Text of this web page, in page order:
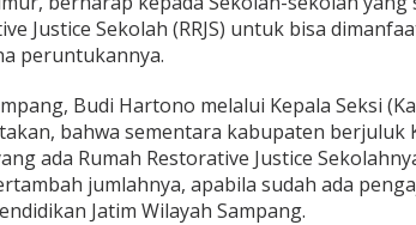
Justice Sekolah (RRJS) untuk bisa
peruntukannya.
Budi Hartono melalui Kepala Seksi
bahwa sementara kabupaten berjuluk
ada Rumah Restorative Justice
jumlahnya, apabila sudah ada
Jatim Wilayah Sampang.